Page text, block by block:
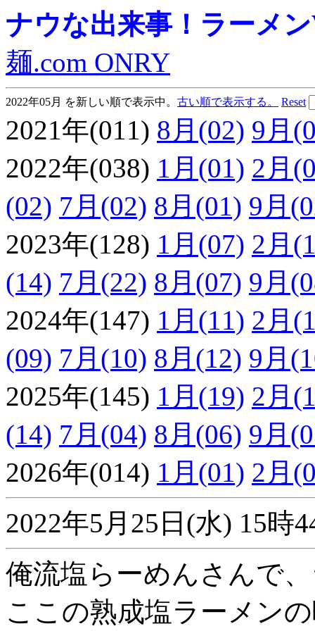
ナウな出来事！ラーメ
麺.com ONRY
2022年05月 を新しい順で表示中。 古い順で表示する。 Reset
2021年(011) 8月(02) 9月
2022年(038) 1月(01) 2月
(02) 7月(02) 8月(01) 9月
2023年(128) 1月(07) 2月
(14) 7月(22) 8月(07) 9月
2024年(147) 1月(11) 2月
(09) 7月(10) 8月(12) 9月
2025年(145) 1月(19) 2月
(14) 7月(04) 8月(06) 9月
2026年(014) 1月(01) 2月
2022年5月25日(水) 15時
俺流塩らーめんさんで
ここの熟成塩ラーメン